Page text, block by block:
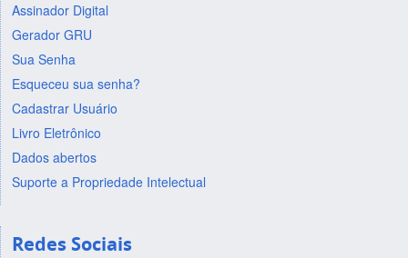
Assinador Digital
Gerador GRU
Sua Senha
Esqueceu sua senha?
Cadastrar Usuário
Livro Eletrônico
Dados abertos
Suporte a Propriedade Intelectual
Redes Sociais